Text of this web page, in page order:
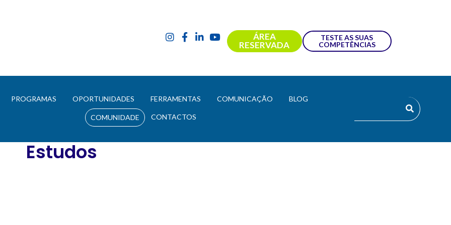
ÁREA
RESERVADA
TESTE AS SUAS
COMPETÊNCIAS
PROGRAMAS OPORTUNIDADES FERRAMENTAS COMUNICAÇÃO BLOG
COMUNIDADE CONTACTOS
Estudos